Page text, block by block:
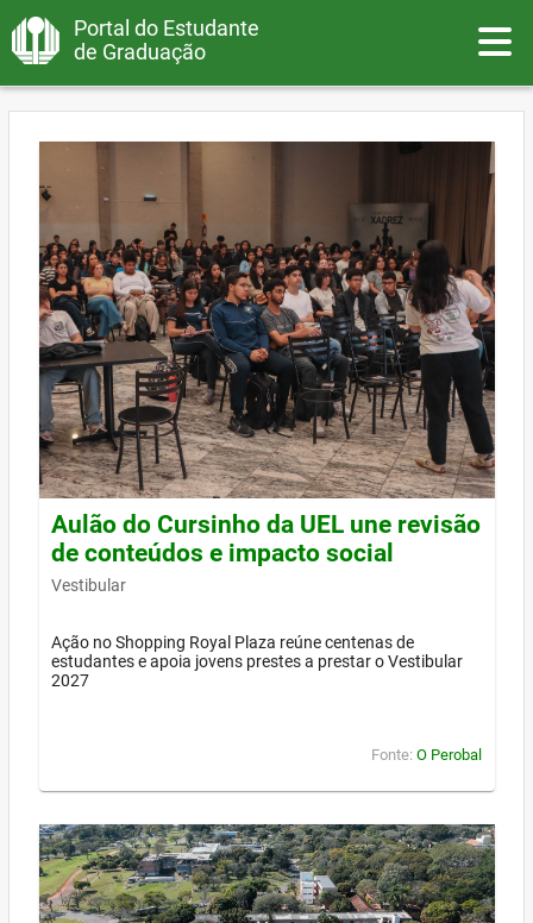
Portal do Estudante
de Graduação
Aulão do Cursinho da UEL une revisão
de conteúdos e impacto social
Vestibular
Ação no Shopping Royal Plaza reúne centenas de
estudantes e apoia jovens prestes a prestar o Vestibular
2027
Fonte: O Perobal